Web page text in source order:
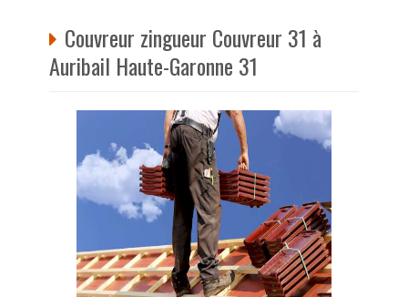
Couvreur zingueur Couvreur 31 à
Auribail Haute-Garonne 31